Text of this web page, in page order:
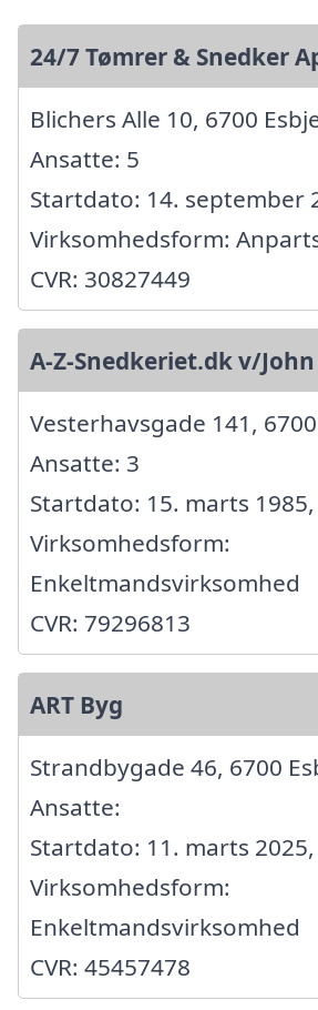
24/7 Tømrer & Snedker
Blichers Alle 10, 6700
Ansatte: 5
Startdato: 14. september
Virksomhedsform:
CVR: 30827449
A-Z-Snedkeriet.dk v/
Vesterhavsgade 141,
Ansatte: 3
Startdato: 15. marts 1985,
Virksomhedsform:
Enkeltmandsvirksomhed
CVR: 79296813
ART Byg
Strandbygade 46, 6700
Ansatte:
Startdato: 11. marts 2025,
Virksomhedsform:
Enkeltmandsvirksomhed
CVR: 45457478